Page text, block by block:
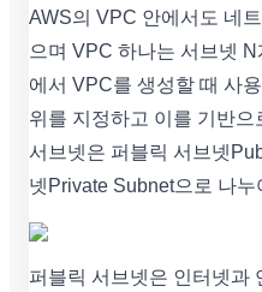
AWS의 VPC 안에서도 네
으며 VPC 하나는 서브넷
에서 VPC를 생성할 때 사
위를 지정하고 이를 기반
서브넷은 퍼블릭 서브넷
넷Private Subnet으로 나누
퍼블릭 서브넷은 인터넷과